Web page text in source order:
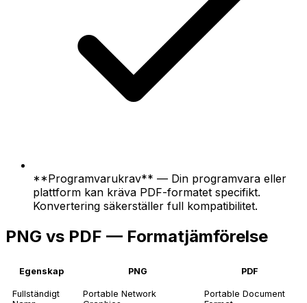
**Programvarukrav** — Din programvara eller
plattform kan kräva PDF-formatet specifikt.
Konvertering säkerställer full kompatibilitet.
PNG vs PDF — Formatjämförelse
Egenskap PNG PDF
Fullständigt
Portable Network
Portable Document